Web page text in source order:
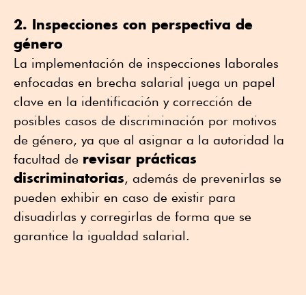
2. Inspecciones con perspectiva de
género
La implementación de inspecciones laborales
enfocadas en brecha salarial juega un papel
clave en la identificación y corrección de
posibles casos de discriminación por motivos
de género, ya que al asignar a la autoridad la
facultad de revisar prácticas
discriminatorias, además de prevenirlas se
pueden exhibir en caso de existir para
disuadirlas y corregirlas de forma que se
garantice la igualdad salarial.